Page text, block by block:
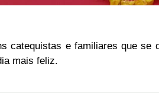
catequistas e familiares que se
mais feliz.